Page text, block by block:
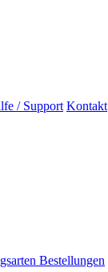
/ Support Kontakt
Bestellungen